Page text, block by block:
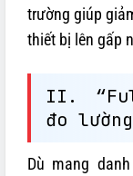
trường giúp
thiết bị lên gấp
II.
đo
Dù mang